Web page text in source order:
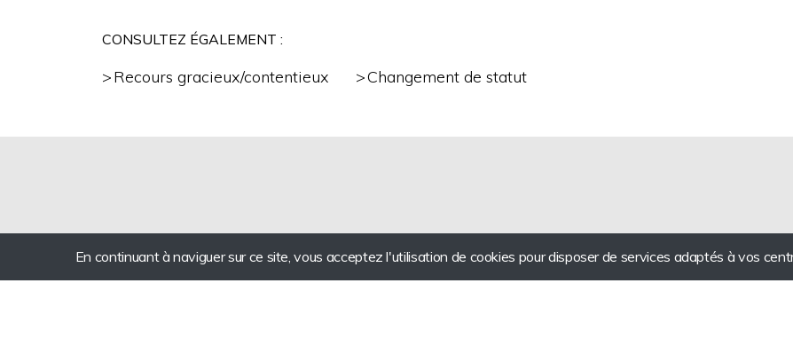
En continuant à naviguer sur ce site, vous acceptez l'utilisation de cookies pour disposer de services adaptés à vos
CONSULTEZ ÉGALEMENT :
Recours gracieux/contentieux Changement de statut